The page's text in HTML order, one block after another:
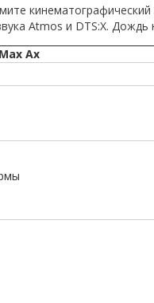
Atmos и DTS:X. Дождь
Ax